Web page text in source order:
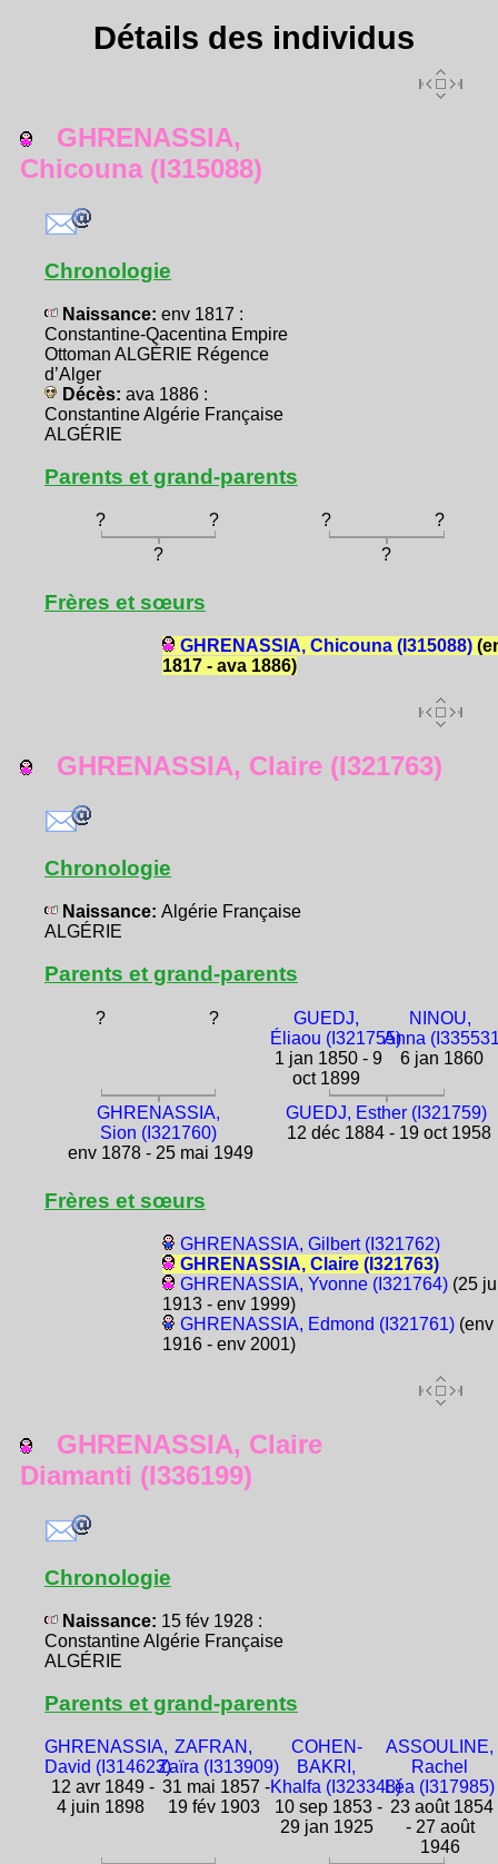
Détails des individus
GHRENASSIA,
Chicouna (I315088)
Chronologie
Naissance: env 1817 :
Constantine-Qacentina Empire
Ottoman ALGÉRIE Régence
d’Alger
Décès: ava 1886 :
Constantine Algérie Française
ALGÉRIE
Parents et grand-parents
? ? ?
?
?
?
Frères et sœurs
GHRENASSIA, Chicouna (I315088)
1817 - ava 1886)
GHRENASSIA, Claire (I321763)
Chronologie
Naissance: Algérie Française
ALGÉRIE
Parents et grand-parents
? ?
GUEDJ,
Éliaou (I321755)
1 jan 1850 - 9
oct 1899
NINOU,
Anna
6 jan 1860
GHRENASSIA,
Sion (I321760)
env 1878 - 25 mai 1949
GUEDJ, Esther (I321759)
12 déc 1884 - 19 oct 1958
Frères et sœurs
GHRENASSIA, Gilbert (I321762)
GHRENASSIA, Claire (I321763)
GHRENASSIA, Yvonne (I321764)(25
1913 - env 1999)
GHRENASSIA, Edmond (I321761)(env
1916 - env 2001)
GHRENASSIA, Claire
Diamanti (I336199)
Chronologie
Naissance: 15 fév 1928 :
Constantine Algérie Française
ALGÉRIE
Parents et grand-parents
GHRENASSIA,
David (I314623)
12 avr 1849 -
4 juin 1898
ZAFRAN,
Zaïra (I313909)
31 mai 1857 -
19 fév 1903
COHEN-
BAKRI,
Khalfa (I323348)
10 sep 1853 -
29 jan 1925
ASSOULINE,
Rachel
Léa (I317985)
23 août 1854
- 27 août
1946